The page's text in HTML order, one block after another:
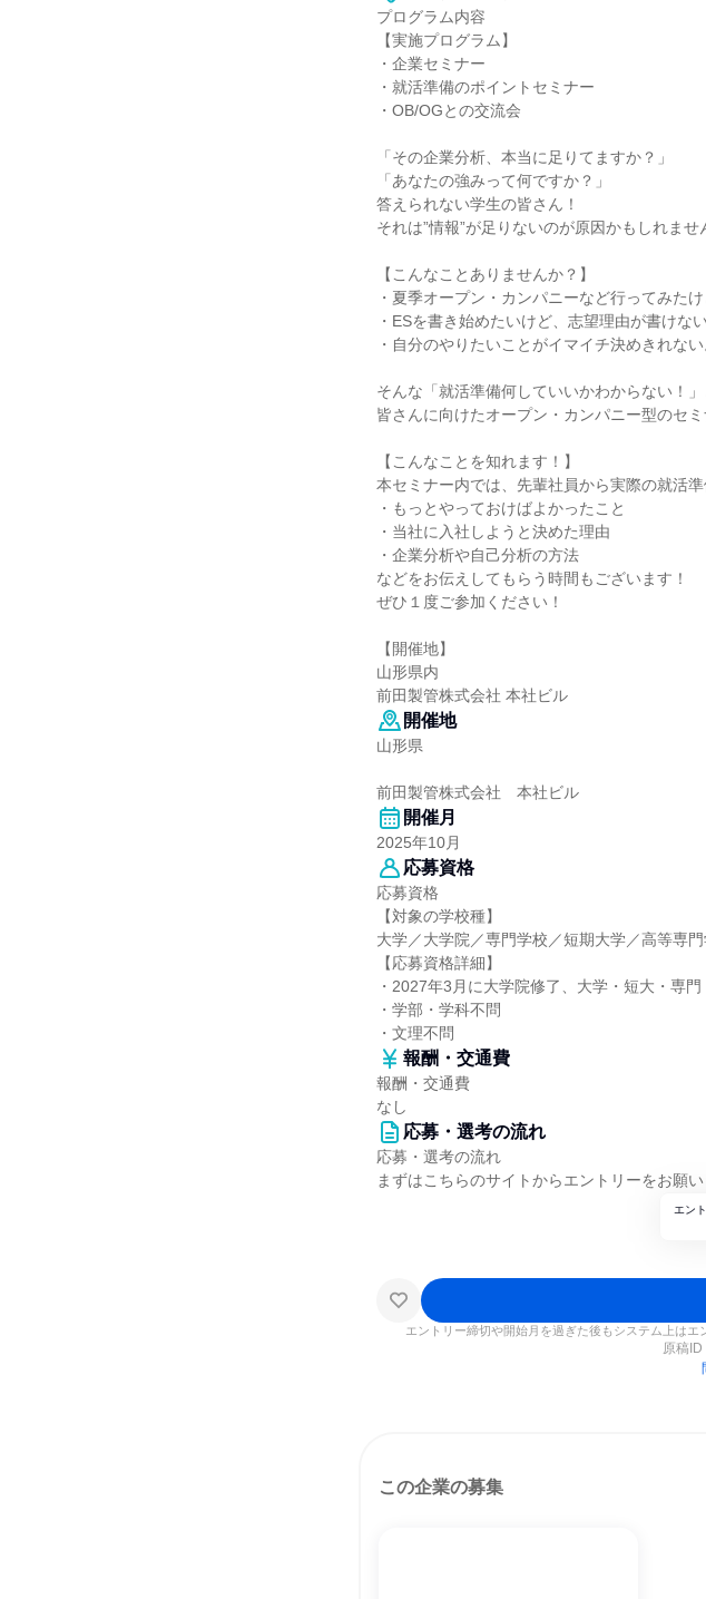
プログラム内容
【実施プログラム】
・企業セミナー
・就活準備のポイントセミナー
・OB/OGとの交流会
「その企業分析、本当に足りてますか？」
「あなたの強みって何ですか？」
答えられない学生の皆さん！
それは”情報”が足りないのが原因かもしれませ
【こんなことありませんか？】
・夏季オープン・カンパニーなど行ってみた
・ESを書き始めたいけど、志望理由が書けない
・自分のやりたいことがイマイチ決めきれない
そんな「就活準備何していいかわからない！」
皆さんに向けたオープン・カンパニー型のセミ
【こんなことを知れます！】
本セミナー内では、先輩社員から実際の就活
・もっとやっておけばよかったこと
・当社に入社しようと決めた理由
・企業分析や自己分析の方法
などをお伝えしてもらう時間もございます！
ぜひ１度ご参加ください！
【開催地】
山形県内
前田製管株式会社 本社ビル
開催地
山形県
前田製管株式会社 本社ビル
開催月
2025年10月
応募資格
応募資格
【対象の学校種】
大学／大学院／専門学校／短期大学／高等専
【応募資格詳細】
・2027年3月に大学院修了、大学・短大・専
・学部・学科不問
・文理不問
報酬・交通費
報酬・交通費
なし
応募・選考の流れ
応募・選考の流れ
まずはこちらのサイトからエントリーをお願い
エン
エントリー締切や開始月を過ぎた後もシステム上は
原稿ID
この企業の募集